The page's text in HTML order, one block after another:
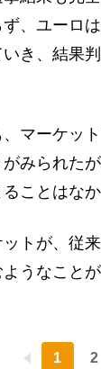
、ユーロ
き、結果
マーケッ
みられた
ことはな
トが、従
うなこと
1 2